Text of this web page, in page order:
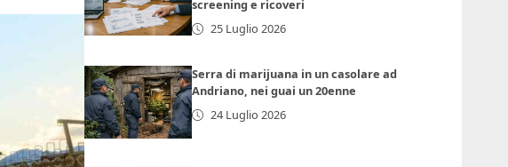
screening e ricoveri
25 Luglio 2026
Serra di marijuana in un casolare ad
Andriano, nei guai un 20enne
24 Luglio 2026